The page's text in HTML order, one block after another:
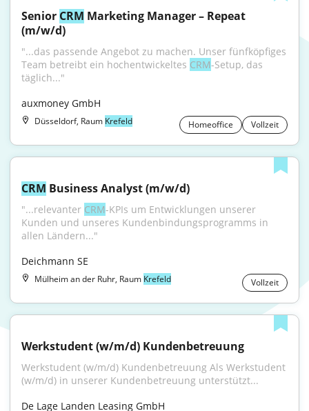
Senior CRM Marketing Manager – Repeat
(m/w/d)
"...das passende Angebot zu machen. Unser fünfköpfiges
Team betreibt ein hochentwickeltes CRM-Setup, das
täglich..."
auxmoney GmbH
Düsseldorf, Raum Krefeld Homeoffice Vollzeit
CRM Business Analyst (m/w/d)
"...relevanter CRM-KPIs um Entwicklungen unserer
Kunden und unseres Kundenbindungsprogramms in
allen Ländern..."
Deichmann SE
Mülheim an der Ruhr, Raum Krefeld Vollzeit
Werkstudent (w/m/d) Kundenbetreuung
Werkstudent (w/m/d) Kundenbetreuung Als Werkstudent
(w/m/d) in unserer Kundenbetreuung unterstützt...
De Lage Landen Leasing GmbH